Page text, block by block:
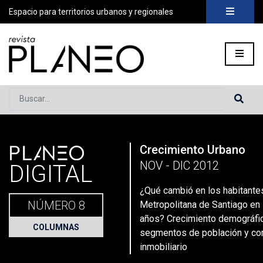
Espacio para territorios urbanos y regionales
Buscar...
Portada» Planeo Hoy Secciones»Columnas» ¿Qué
PLANEO
DIGITAL
NÚMERO 8
COLUMNAS
Crecimiento Urbano
NOV - DIC 2012
¿Qué cambió en los
Metropolitana de Santiago
años? Crecimiento
segmentos de población y
inmobiliario